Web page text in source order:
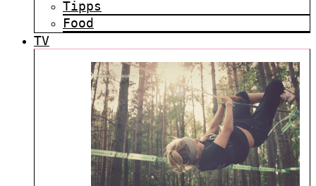
Tipps
Food
TV